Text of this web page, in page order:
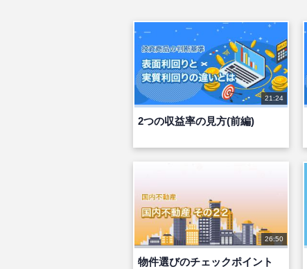
21:24
2つの収益率の見方(前編)
26:50
物件選びのチェックポイント